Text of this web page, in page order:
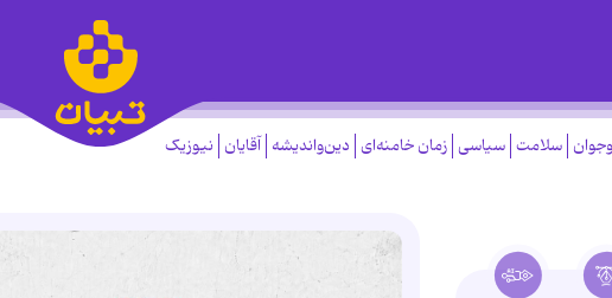
سلامت سیاسی زمان خامنه‌ای دین‌واندیشه آقایان نیوزیک